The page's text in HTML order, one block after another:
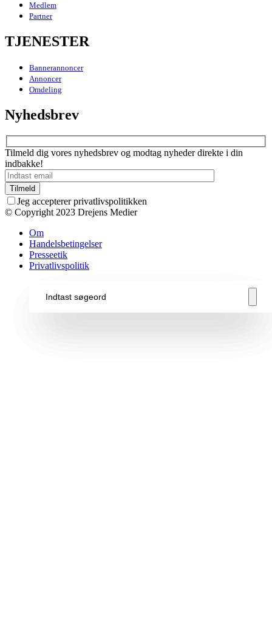
Medlem
Partner
TJENESTER
Bannerannoncer
Annoncer
Omdeling
Nyhedsbrev
Tilmeld dig vores nyhedsbrev og modtag nyheder direkte i din
indbakke!
Jeg accepterer privatlivspolitikken
© Copyright 2023 Drejens Medier
Om
Handelsbetingelser
Presseetik
Privatlivspolitik